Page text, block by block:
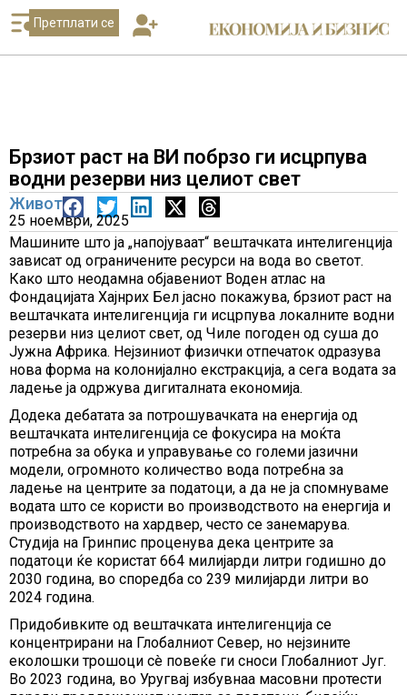
Претплати се
Брзиот раст на ВИ побрзо ги исцрпува
водни резерви низ целиот свет
Живот
25 ноември, 2025
Машините што ја „напојуваат“ вештачката интелигенција
зависат од ограничените ресурси на вода во светот.
Како што неодамна објавениот Воден атлас на
Фондацијата Хајнрих Бел јасно покажува, брзиот раст на
вештачката интелигенција ги исцрпува локалните водни
резерви низ целиот свет, од Чиле погоден од суша до
Јужна Африка. Нејзиниот физички отпечаток одразува
нова форма на колонијално екстракција, а сега водата за
ладење ја одржува дигиталната економија.
Додека дебатата за потрошувачката на енергија од
вештачката интелигенција се фокусира на моќта
потребна за обука и управување со големи јазични
модели, огромното количество вода потребна за
ладење на центрите за податоци, а да не ја спомнуваме
водата што се користи во производството на енергија и
производството на хардвер, често се занемарува.
Студија на Гринпис проценува дека центрите за
податоци ќе користат 664 милијарди литри годишно до
2030 година, во споредба со 239 милијарди литри во
2024 година.
Придобивките од вештачката интелигенција се
концентрирани на Глобалниот Север, но нејзините
еколошки трошоци сè повеќе ги сноси Глобалниот Југ.
Во 2023 година, во Уругвај избувнаа масовни протести